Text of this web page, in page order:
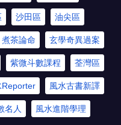
沙田區 油尖區
煮茶論命 玄學奇異過案
紫微斗數課程 荃灣區
Reporter 風水古書新譯
名人 風水進階學理